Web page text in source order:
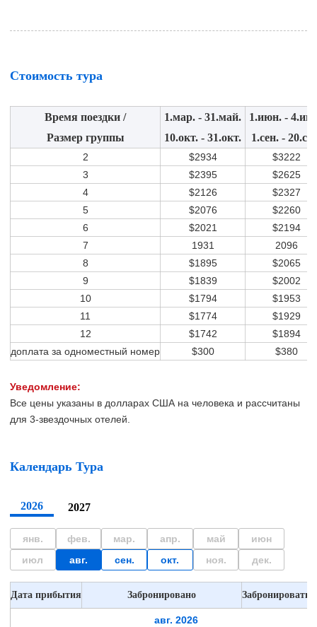
Стоимость тура
Время поездки /
Размер группы
1.мар. - 31.май.
10.окт. - 31.окт.
1.июн. -
1.сен. -
2 $2934
$3222
3
$2395
$2625
4
$2126
$2327
5
$2076
$2260
6
$2021
$2194
7
1931
2096
8
$1895
$2065
9
$1839
$2002
10
$1794
$1953
11
$1774
$1929
12
$1742
$1894
доплата за одноместный номер
$300 $380
Уведомление:
Все цены указаны в долларах США на человека и рассчитаны
для 3-звездочных отелей.
Календарь Тура
2026 2027
янв. фев. мар. апр. май
июн
июл
авг. сен. окт. ноя. дек.
Дата прибытия Забронировано Забронировать
авг. 2026